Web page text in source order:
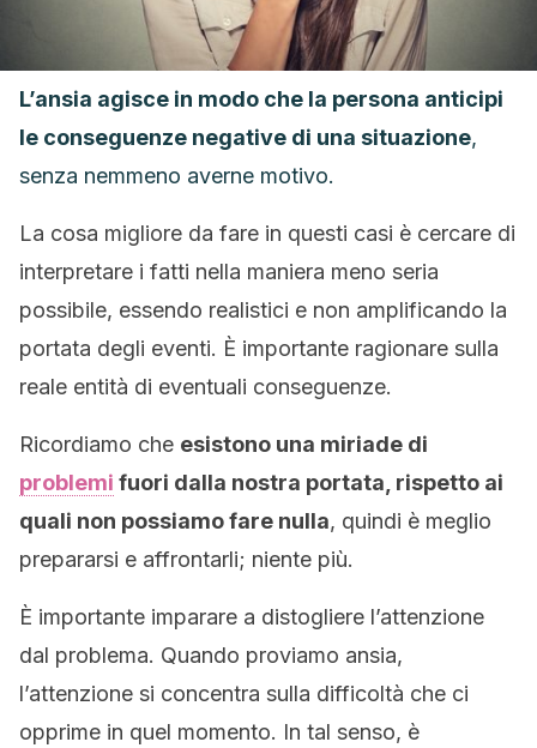
L’ansia agisce in modo che la persona anticipi
le conseguenze negative di una situazione,
senza nemmeno averne motivo.
La cosa migliore da fare in questi casi è cercare di
interpretare i fatti nella maniera meno seria
possibile, essendo realistici e non amplificando la
portata degli eventi. È importante ragionare sulla
reale entità di eventuali conseguenze.
Ricordiamo che esistono una miriade di
problemi fuori dalla nostra portata, rispetto ai
quali non possiamo fare nulla, quindi è meglio
prepararsi e affrontarli; niente più.
È importante imparare a distogliere l’attenzione
dal problema. Quando proviamo ansia,
l’attenzione si concentra sulla difficoltà che ci
opprime in quel momento. In tal senso, è